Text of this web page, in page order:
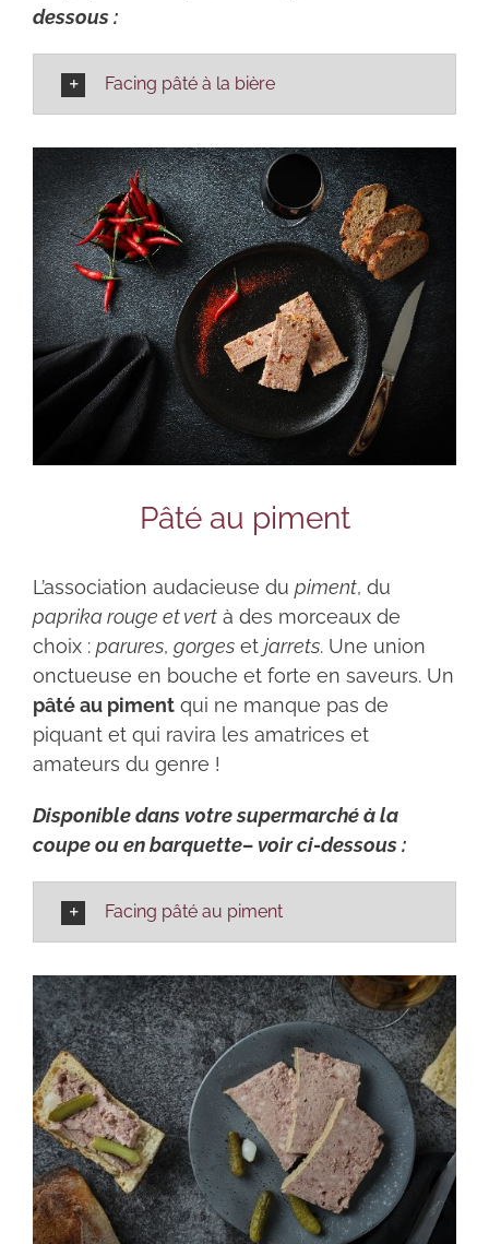
dessous :
Facing pâté à la bière
Pâté au piment
L’association audacieuse du piment, du
paprika rouge et vert à des morceaux de
choix : parures, gorges et jarrets. Une union
onctueuse en bouche et forte en saveurs. Un
pâté au piment qui ne manque pas de
piquant et qui ravira les amatrices et
amateurs du genre !
Disponible dans votre supermarché à la
coupe ou en barquette– voir ci-dessous :
Facing pâté au piment